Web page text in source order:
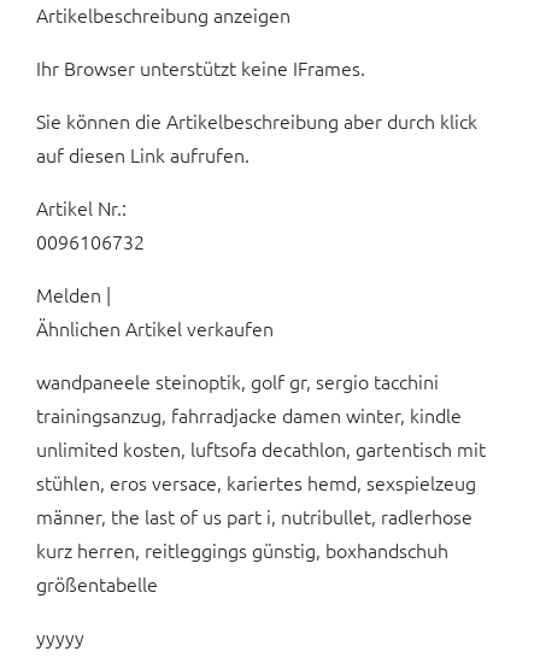
Artikelbeschreibung anzeigen
Ihr Browser unterstützt keine IFrames.
Sie können die Artikelbeschreibung aber durch klick
auf diesen Link aufrufen.
Artikel Nr.:
0096106732
Melden |
Ähnlichen Artikel verkaufen
wandpaneele steinoptik, golf gr, sergio tacchini
trainingsanzug, fahrradjacke damen winter, kindle
unlimited kosten, luftsofa decathlon, gartentisch mit
stühlen, eros versace, kariertes hemd, sexspielzeug
männer, the last of us part i, nutribullet, radlerhose
kurz herren, reitleggings günstig, boxhandschuh
größentabelle
yyyyy